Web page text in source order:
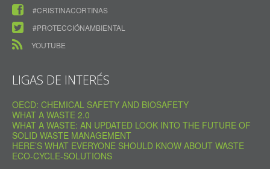
#CRISTINACORTINAS
#PROTECCIÓNAMBIENTAL
YOUTUBE
LIGAS DE INTERÉS
OECD: CHEMICAL SAFETY AND BIOSAFETY
WHAT A WASTE 2.0
WHAT A WASTE: AN UPDATED LOOK INTO THE FUTURE OF
SOLID WASTE MANAGEMENT
HERE’S WHAT EVERYONE SHOULD KNOW ABOUT WASTE
ECO-CYCLE-SOLUTIONS